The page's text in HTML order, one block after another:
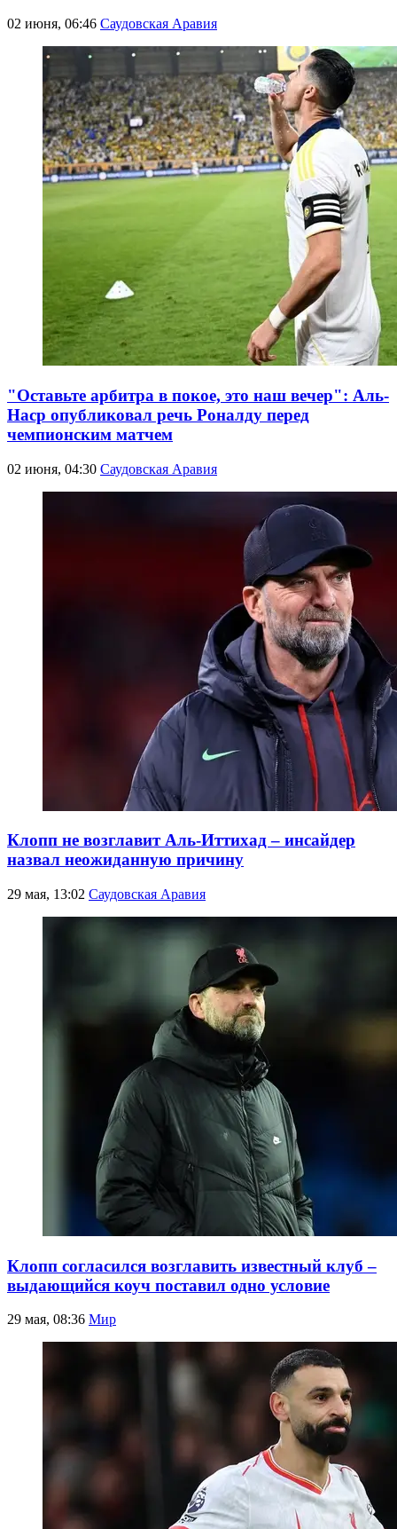
02 июня, 06:46 Саудовская Аравия
"Оставьте арбитра в покое, это наш вечер": Аль-
Наср опубликовал речь Роналду перед
чемпионским матчем
02 июня, 04:30 Саудовская Аравия
Клопп не возглавит Аль-Иттихад – инсайдер
назвал неожиданную причину
29 мая, 13:02 Саудовская Аравия
Клопп согласился возглавить известный клуб –
выдающийся коуч поставил одно условие
29 мая, 08:36 Мир